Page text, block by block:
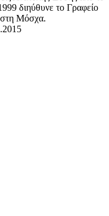
διηύθυνε το Γραφείο
στη Μόσχα.